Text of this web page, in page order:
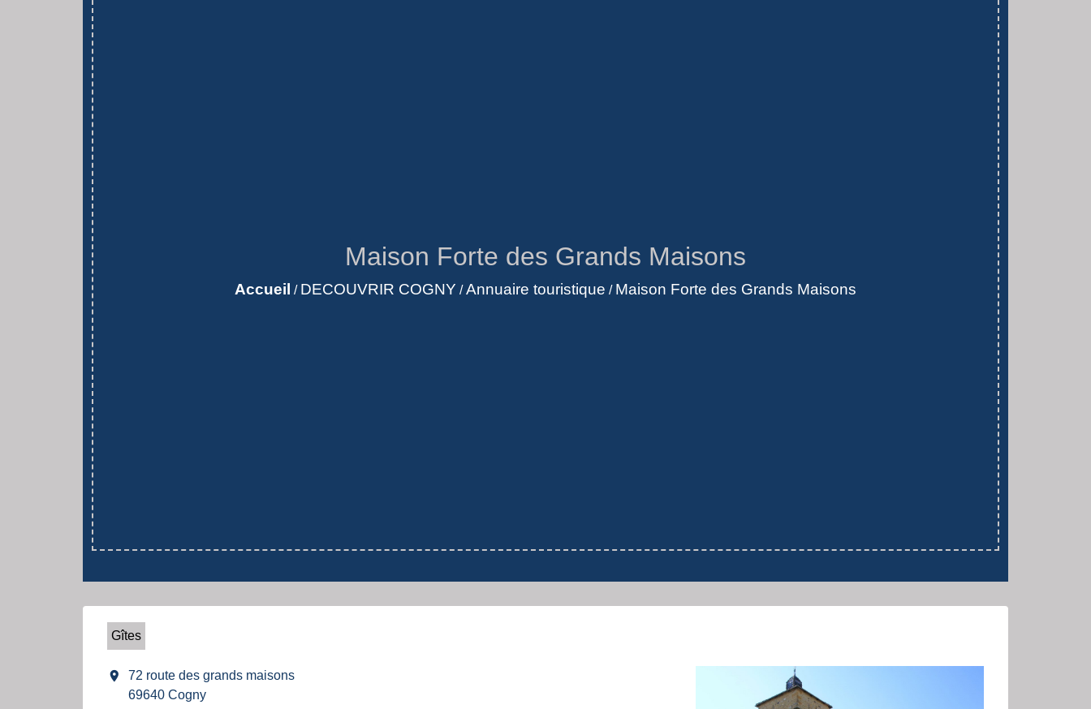
Maison Forte des Grands Maisons
Accueil / DECOUVRIR COGNY /Annuaire touristique / Maison Forte des Grands Maisons
Gîtes
location_on
72 route des grands maisons
69640 Cogny